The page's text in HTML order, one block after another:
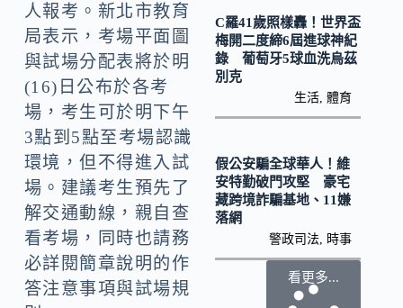
人報考。新北市教育
局表示，考場平面圖
與試場分配表將於明
(16)日公布於各考
場，考生可於明下午
3點到5點至考場認識
環境，但不得進入試
場。建議考生預先了
解交通動線，親自查
看考場，同時也請務
必詳閱簡章說明的作
答注意事項與試場規
C羅41歲照樣轟！世界盃
梅開二度締6屆進球神紀
錄 葡萄牙5球血洗烏茲
別克
生活 ,體育
假公安騙全球華人！維
安特勤破門攻堅 豪宅
藏跨境詐騙基地、11嫌
落網
警政司法 時事
看更多...